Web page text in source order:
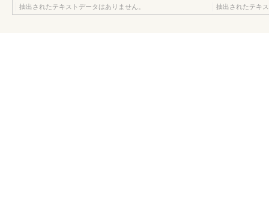
抽出されたテキストデータはありません。
抽出されたテキ